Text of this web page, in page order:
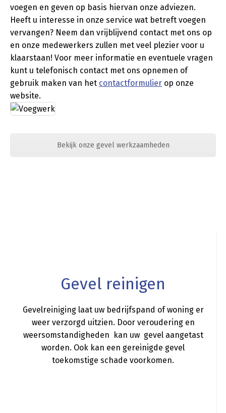
voegen en geven op basis hiervan onze adviezen.
Heeft u interesse in onze service wat betreft voegen
vervangen? Neem dan vrijblijvend contact met ons op
en onze medewerkers zullen met veel plezier voor u
klaarstaan! Voor meer informatie en eventuele vragen
kunt u telefonisch contact met ons opnemen of
gebruik maken van het contactformulier op onze
website.
Bekijk onze gevel werkzaamheden
Gevel reinigen
Gevelreiniging laat uw bedrijfspand of woning er
weer verzorgd uitzien. Door veroudering en
weersomstandigheden kan uw gevel aangetast
worden. Ook kan een gereinigde gevel
toekomstige schade voorkomen.